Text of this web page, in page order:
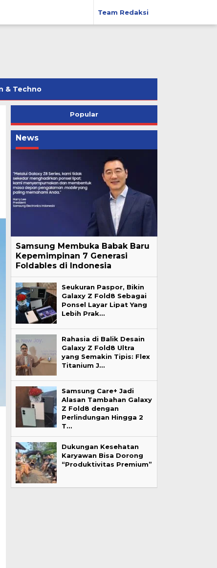
Team Redaksi
& Techno
Popular
News
Samsung Membuka Babak Baru
Kepemimpinan 7 Generasi
Foldables di Indonesia
Seukuran Paspor, Bikin
Galaxy Z Fold8 Sebagai
Ponsel Layar Lipat Yang
Lebih Prak…
Rahasia di Balik Desain
Galaxy Z Fold8 Ultra
yang Semakin Tipis: Flex
Titanium J…
Samsung Care+ Jadi
Alasan Tambahan Galaxy
Z Fold8 dengan
Perlindungan Hingga 2
T…
Dukungan Kesehatan
Karyawan Bisa Dorong
“Produktivitas Premium”